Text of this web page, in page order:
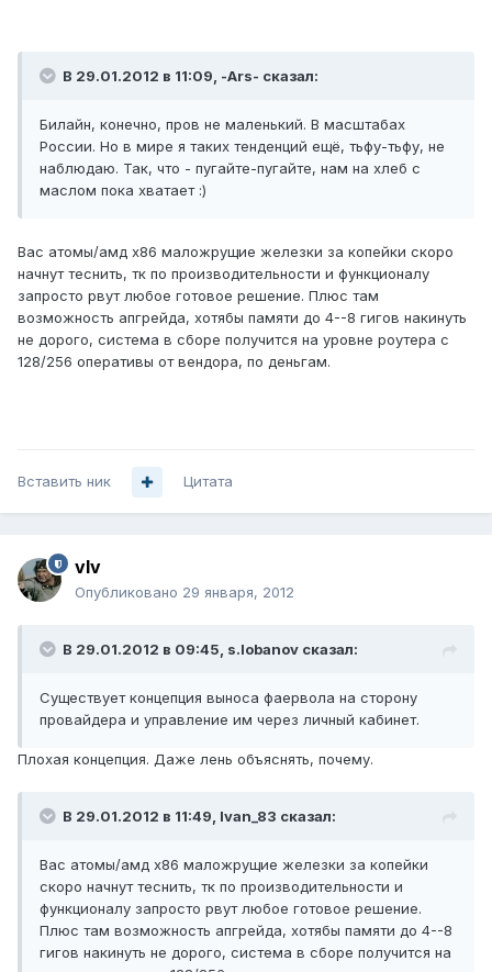
В 29.01.2012 в 11:09, -Ars- сказал:
Билайн, конечно, пров не маленький. В масштабах
России. Но в мире я таких тенденций ещё, тьфу-тьфу, не
наблюдаю. Так, что - пугайте-пугайте, нам на хлеб с
маслом пока хватает :)
Вас атомы/амд х86 маложрущие железки за копейки скоро
начнут теснить, тк по производительности и функционалу
запросто рвут любое готовое решение. Плюс там
возможность апгрейда, хотябы памяти до 4--8 гигов накинуть
не дорого, система в сборе получится на уровне роутера с
128/256 оперативы от вендора, по деньгам.
Вставить ник Цитата
vIv
Опубликовано 29 января, 2012
В 29.01.2012 в 09:45, s.lobanov сказал:
Существует концепция выноса фаервола на сторону
провайдера и управление им через личный кабинет.
Плохая концепция. Даже лень объяснять, почему.
В 29.01.2012 в 11:49, Ivan_83 сказал:
Вас атомы/амд х86 маложрущие железки за копейки
скоро начнут теснить, тк по производительности и
функционалу запросто рвут любое готовое решение.
Плюс там возможность апгрейда, хотябы памяти до 4--8
гигов накинуть не дорого, система в сборе получится на